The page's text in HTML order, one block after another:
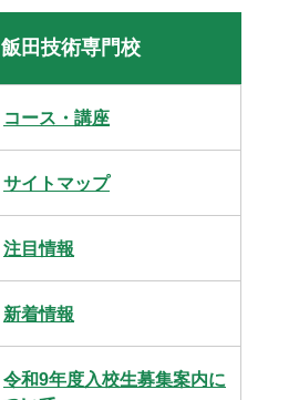
飯田技術専門校
コース・講座
サイトマップ
注目情報
新着情報
令和9年度入校生募集案内に